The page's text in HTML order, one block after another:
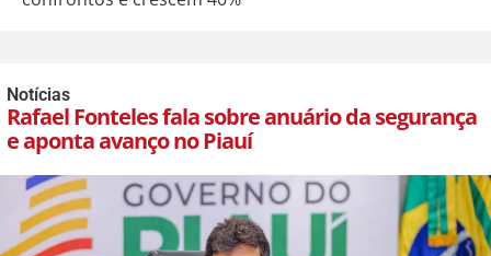
Notícias
Rafael Fonteles fala sobre anuário da segurança
e aponta avanço no Piauí